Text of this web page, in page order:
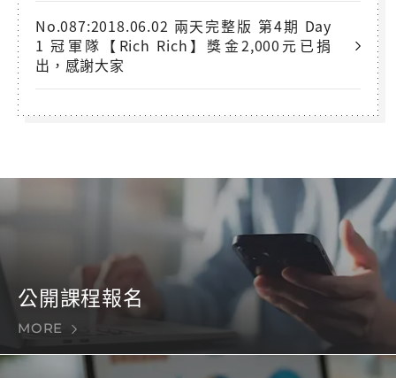
No.087:2018.06.02 兩天完整版 第4期 Day
1 冠軍隊【Rich Rich】獎金2,000元已捐
出，感謝大家
公開課程報名
MORE